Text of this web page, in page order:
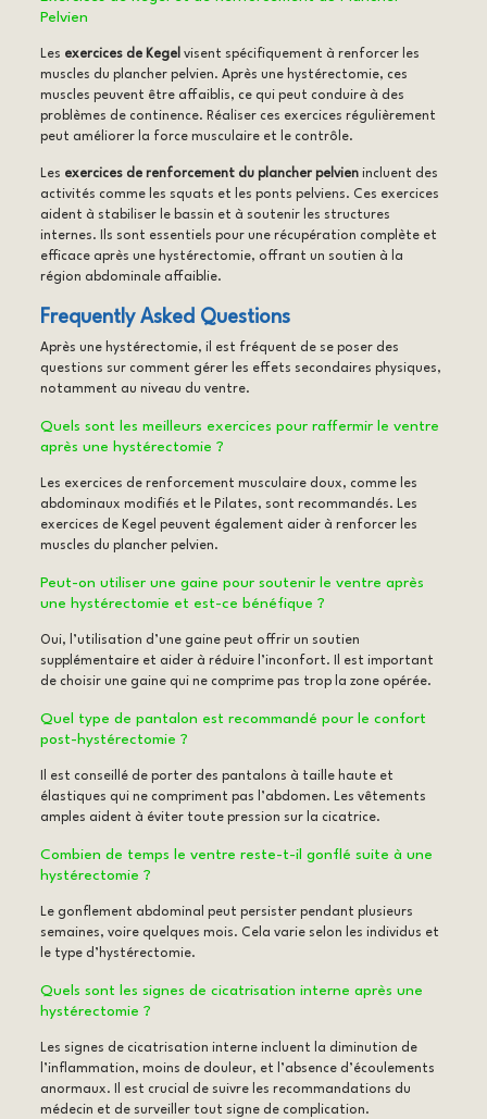
Pelvien
Les exercices de Kegel visent spécifiquement à renforcer les
muscles du plancher pelvien. Après une hystérectomie, ces
muscles peuvent être affaiblis, ce qui peut conduire à des
problèmes de continence. Réaliser ces exercices régulièrement
peut améliorer la force musculaire et le contrôle.
Les exercices de renforcement du plancher pelvienincluent des
activités comme les squats et les ponts pelviens. Ces exercices
aident à stabiliser le bassin et à soutenir les structures
internes. Ils sont essentiels pour une récupération complète et
efficace après une hystérectomie, offrant un soutien à la
région abdominale affaiblie.
Frequently Asked Questions
Après une hystérectomie, il est fréquent de se poser des
questions sur comment gérer les effets secondaires physiques,
notamment au niveau du ventre.
Quels sont les meilleurs exercices pour raffermir le ventre
après une hystérectomie ?
Les exercices de renforcement musculaire doux, comme les
abdominaux modifiés et le Pilates, sont recommandés. Les
exercices de Kegel peuvent également aider à renforcer les
muscles du plancher pelvien.
Peut-on utiliser une gaine pour soutenir le ventre après
une hystérectomie et est-ce bénéfique ?
Oui, l’utilisation d’une gaine peut offrir un soutien
supplémentaire et aider à réduire l’inconfort. Il est important
de choisir une gaine qui ne comprime pas trop la zone opérée.
Quel type de pantalon est recommandé pour le confort
post-hystérectomie ?
Il est conseillé de porter des pantalons à taille haute et
élastiques qui ne compriment pas l’abdomen. Les vêtements
amples aident à éviter toute pression sur la cicatrice.
Combien de temps le ventre reste-t-il gonflé suite à une
hystérectomie ?
Le gonflement abdominal peut persister pendant plusieurs
semaines, voire quelques mois. Cela varie selon les individus et
le type d’hystérectomie.
Quels sont les signes de cicatrisation interne après une
hystérectomie ?
Les signes de cicatrisation interne incluent la diminution de
l’inflammation, moins de douleur, et l’absence d’écoulements
anormaux. Il est crucial de suivre les recommandations du
médecin et de surveiller tout signe de complication.